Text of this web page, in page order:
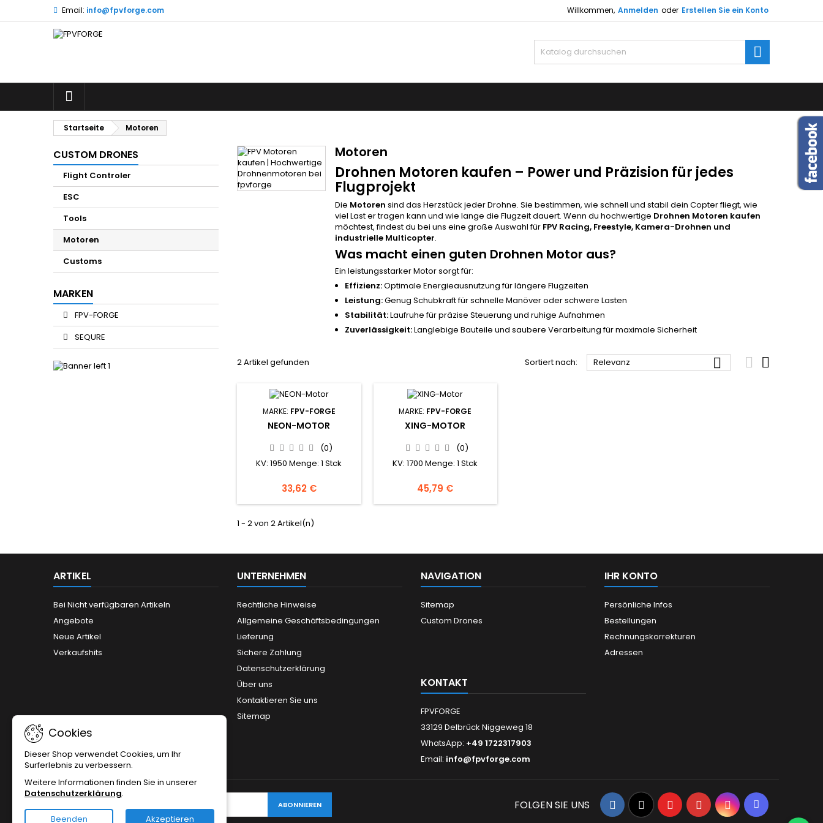
Email: info@fpvforge.com Willkommen, Anmelden oder Erstellen Sie ein Konto
Startseite Motoren
CUSTOM DRONES
Flight Controler
ESC
Tools
Motoren
Customs
MARKEN
FPV-FORGE
SEQURE
Motoren
Drohnen Motoren kaufen – Power und Präzision für jedes
Flugprojekt
Die Motoren sind das Herzstück jeder Drohne. Sie bestimmen, wie schnell und stabil dein Copter fliegt, wie
viel Last er tragen kann und wie lange die Flugzeit dauert. Wenn du hochwertige Drohnen Motoren kaufen
möchtest, findest du bei uns eine große Auswahl für FPV Racing, Freestyle, Kamera-Drohnen und
industrielle Multicopter.
Was macht einen guten Drohnen Motor aus?
Ein leistungsstarker Motor sorgt für:
Effizienz:Optimale Energieausnutzung für längere Flugzeiten
Leistung:Genug Schubkraft für schnelle Manöver oder schwere Lasten
Stabilität:Laufruhe für präzise Steuerung und ruhige Aufnahmen
Zuverlässigkeit:Langlebige Bauteile und saubere Verarbeitung für maximale Sicherheit
2 Artikel gefunden Sortiert nach: Relevanz   
MARKE: FPV-FORGE
NEON-MOTOR
(0)
KV: 1950 Menge: 1 Stck
33,62 €
MARKE: FPV-FORGE
XING-MOTOR
(0)
KV: 1700 Menge: 1 Stck
45,79 €
1 - 2 von 2 Artikel(n)
ARTIKEL
Bei Nicht verfügbaren Artikeln
Angebote
Neue Artikel
Verkaufshits
UNTERNEHMEN
Rechtliche Hinweise
Allgemeine Geschäftsbedingungen
Lieferung
Sichere Zahlung
Datenschutzerklärung
Über uns
Kontaktieren Sie uns
Sitemap
NAVIGATION
Sitemap
Custom Drones
IHR KONTO
Persönliche Infos
Bestellungen
Rechnungskorrekturen
Adressen
KONTAKT
FPVFORGE
33129 Delbrück Niggeweg 18
WhatsApp: +49 1722317903
Email: info@fpvforge.com
×
add_circle_outline
Neue Liste anlegen
×
×
×
Sie müssen angemeldet sein, um Artikel Ihrer Wunschliste hinzufügen
Cookies
Dieser Shop verwendet Cookies, um Ihr
Surferlebnis zu verbessern.
Weitere Informationen finden Sie in unserer
Datenschutzerklärung.
Beenden Akzeptieren
Facebook
TwitterYouTubePinterestInstagramDiscord
FOLGEN SIE UNS